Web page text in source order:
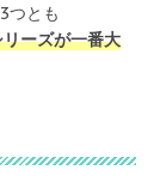
3つとも
ーズが一番大